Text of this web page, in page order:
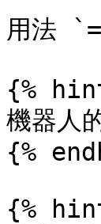
用法
{%
機器人
{%
{%